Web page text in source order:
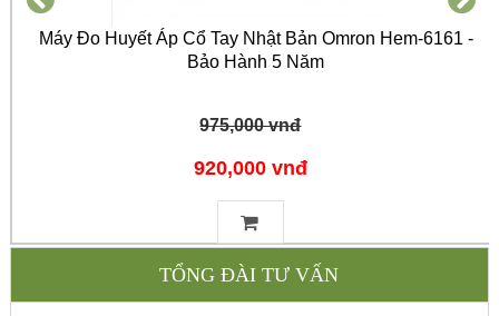
Máy Đo Huyết Áp Cổ Tay Nhật Bản Omron Hem-6161 -
Bảo Hành 5 Năm
975,000 vnđ
920,000 vnđ
TỔNG ĐÀI TƯ VẤN